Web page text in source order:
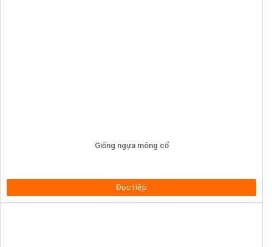
Giống ngựa mông cổ
Đọc tiếp